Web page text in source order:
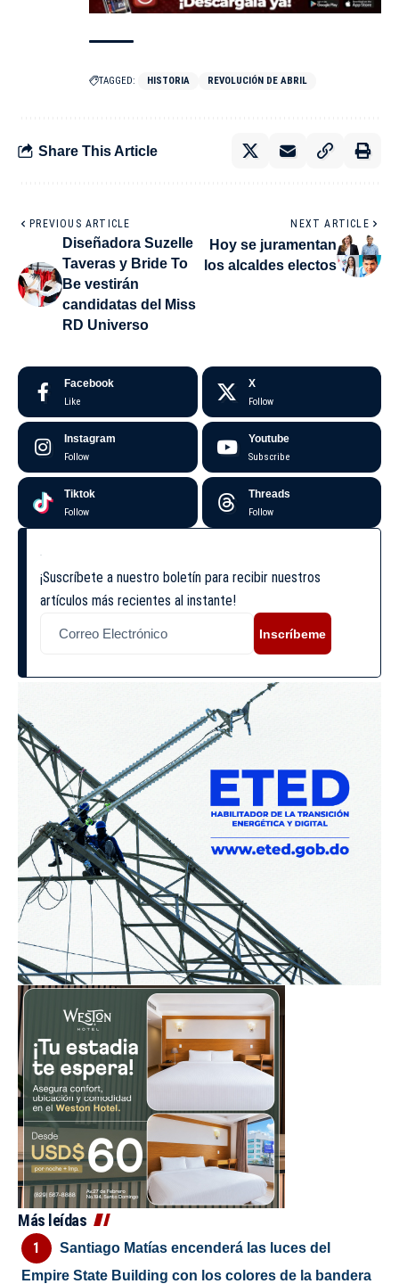
TAGGED: HISTORIA REVOLUCIÓN DE ABRIL
Share This Article
PREVIOUS ARTICLE
Diseñadora Suzelle
Taveras y Bride To
Be vestirán
candidatas del Miss
RD Universo
NEXT ARTICLE
Hoy se juramentan
los alcaldes electos
Facebook
Like
X
Follow
Instagram
Follow
Youtube
Subscribe
Tiktok
Follow
Threads
Follow
¡Suscríbete a nuestro boletín para recibir nuestros
artículos más recientes al instante!
Inscríbeme
Más leídas
Santiago Matías encenderá las luces del
Empire State Building con los colores de la bandera